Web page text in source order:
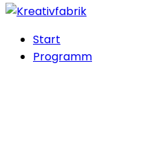
Start
Programm